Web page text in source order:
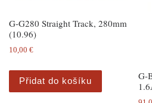
G-G280 Straight Track, 280mm
(10.96)
10,00 €
Přidat do košíku
G-